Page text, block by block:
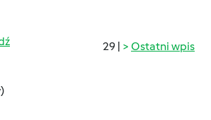
29 | Ostatni wpis